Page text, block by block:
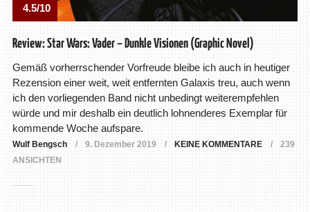
4.5/10
Review: Star Wars: Vader – Dunkle Visionen (Graphic Novel)
Gemäß vorherrschender Vorfreude bleibe ich auch in heutiger
Rezension einer weit, weit entfernten Galaxis treu, auch wenn
ich den vorliegenden Band nicht unbedingt weiterempfehlen
würde und mir deshalb ein deutlich lohnenderes Exemplar für
kommende Woche aufspare.
Wulf Bengsch 9. Dezember 2019 KEINE KOMMENTARE
239
ANSICHTEN